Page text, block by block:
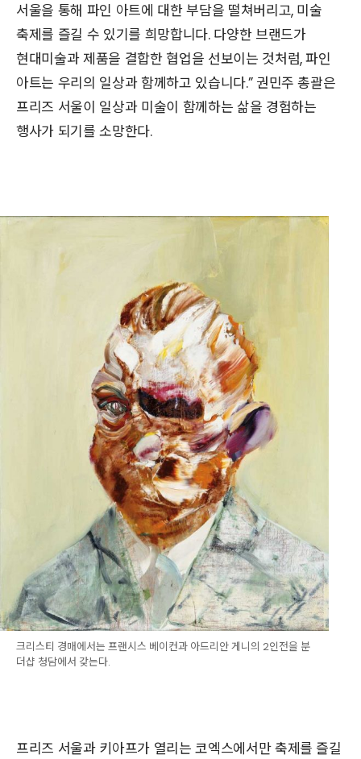
서울을 통해 파인 아트에 대한 부담을 떨쳐버리고, 미술
축제를 즐길 수 있기를 희망합니다. 다양한 브랜드가
현대미술과 제품을 결합한 협업을 선보이는 것처럼, 파인
아트는 우리의 일상과 함께하고 있습니다.” 권민주 총괄은
프리즈 서울이 일상과 미술이 함께하는 삶을 경험하는
행사가 되기를 소망한다.
크리스티 경매에서는 프랜시스 베이컨과 아드리안 게니의 2인전을 분
더샵 청담에서 갖는다.
프리즈 서울과 키아프가 열리는 코엑스에서만 축제를 즐길